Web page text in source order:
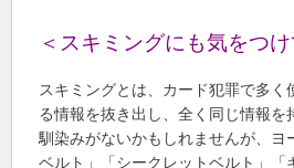
＜スキミングにも気をつけ
スキミングとは、カード犯罪で多
る情報を抜き出し、全く同じ情報
馴染みがないかもしれませんが、
ベルト」「シークレットベルト」